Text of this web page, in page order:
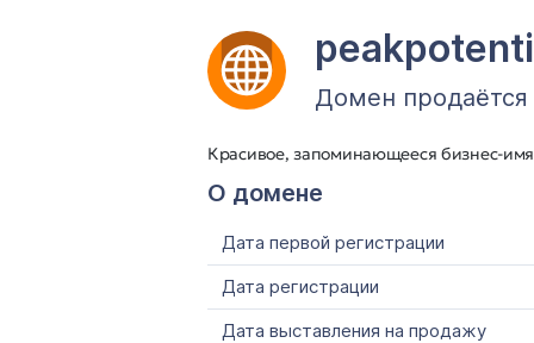
Домен продаётся
Красивое, запоминающееся бизнес-
О домене
Дата первой регистрации
Дата регистрации
Дата выставления на продажу